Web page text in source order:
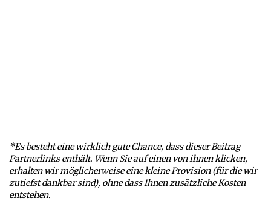
*Es besteht eine wirklich gute Chance, dass dieser Beitrag
Partnerlinks enthält. Wenn Sie auf einen von ihnen klicken,
erhalten wir möglicherweise eine kleine Provision (für die wir
zutiefst dankbar sind), ohne dass Ihnen zusätzliche Kosten
entstehen.